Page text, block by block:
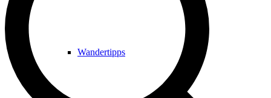
Wandertipps